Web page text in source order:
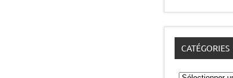
CATÉGORIES